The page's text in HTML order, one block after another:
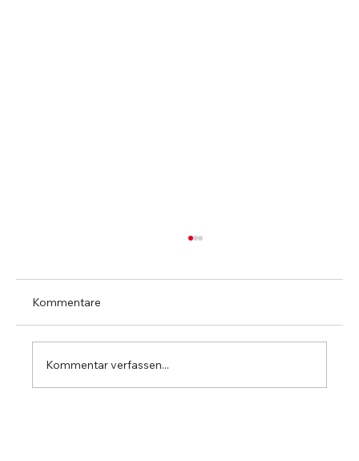
Kommentare
Kommentar verfassen...